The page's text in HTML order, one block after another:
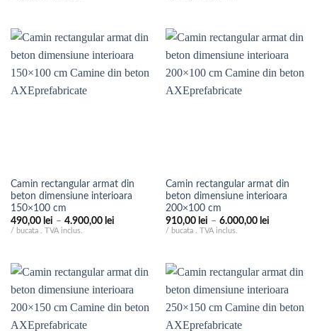
4.300,00 lei
5.200,00
Camin rectangular armat din
beton dimensiune interioara
150×100 cm
490,00 lei – 4.900,00 leiInterval
4.900,00 lei
/ bucata . TVA inclus.
Camin rectangular armat din
beton dimensiune interioara
200×100 cm
910,00 lei – 6.000,00 leiInterval
6.000,00
/ bucata . TVA inclus.